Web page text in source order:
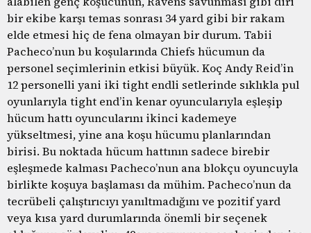
bir ekibe karşı temas sonrası 34 yard gibi bir rakam
elde etmesi hiç de fena olmayan bir durum. Tabii
Pacheco’nun bu koşularında Chiefs hücumun da
personel seçimlerinin etkisi büyük. Koç Andy Reid’in
12 personelli yani iki tight endli setlerinde sıklıkla pul
oyunlarıyla tight end’in kenar oyuncularıyla eşleşip
hücum hattı oyuncularını ikinci kademeye
yükseltmesi, yine ana koşu hücumu planlarından
birisi. Bu noktada hücum hattının sadece birebir
eşleşmede kalması Pacheco’nun ana blokçu oyuncuyla
birlikte koşuya başlaması da mühim. Pacheco’nun da
tecrübeli çalıştırıcıyı yanıltmadığını ve pozitif yard
veya kısa yard durumlarında önemli bir seçenek